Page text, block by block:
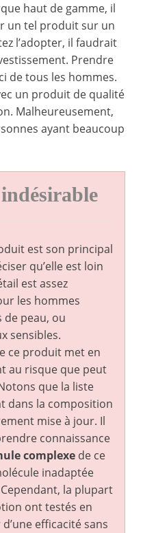
haut de gamme, il
un tel produit sur un
l’adopter, il faudrait
Prendre
de tous les hommes.
un produit de qualité
Malheureusement,
ayant beaucoup
est son principal
qu’elle est loin
est assez
les hommes
peau, ou
sensibles.
ce produit met en
au risque que peut
que la liste
dans la composition
mise à jour. Il
connaissance
complexe de ce
inadaptée
la plupart
ont testés en
efficacité sans